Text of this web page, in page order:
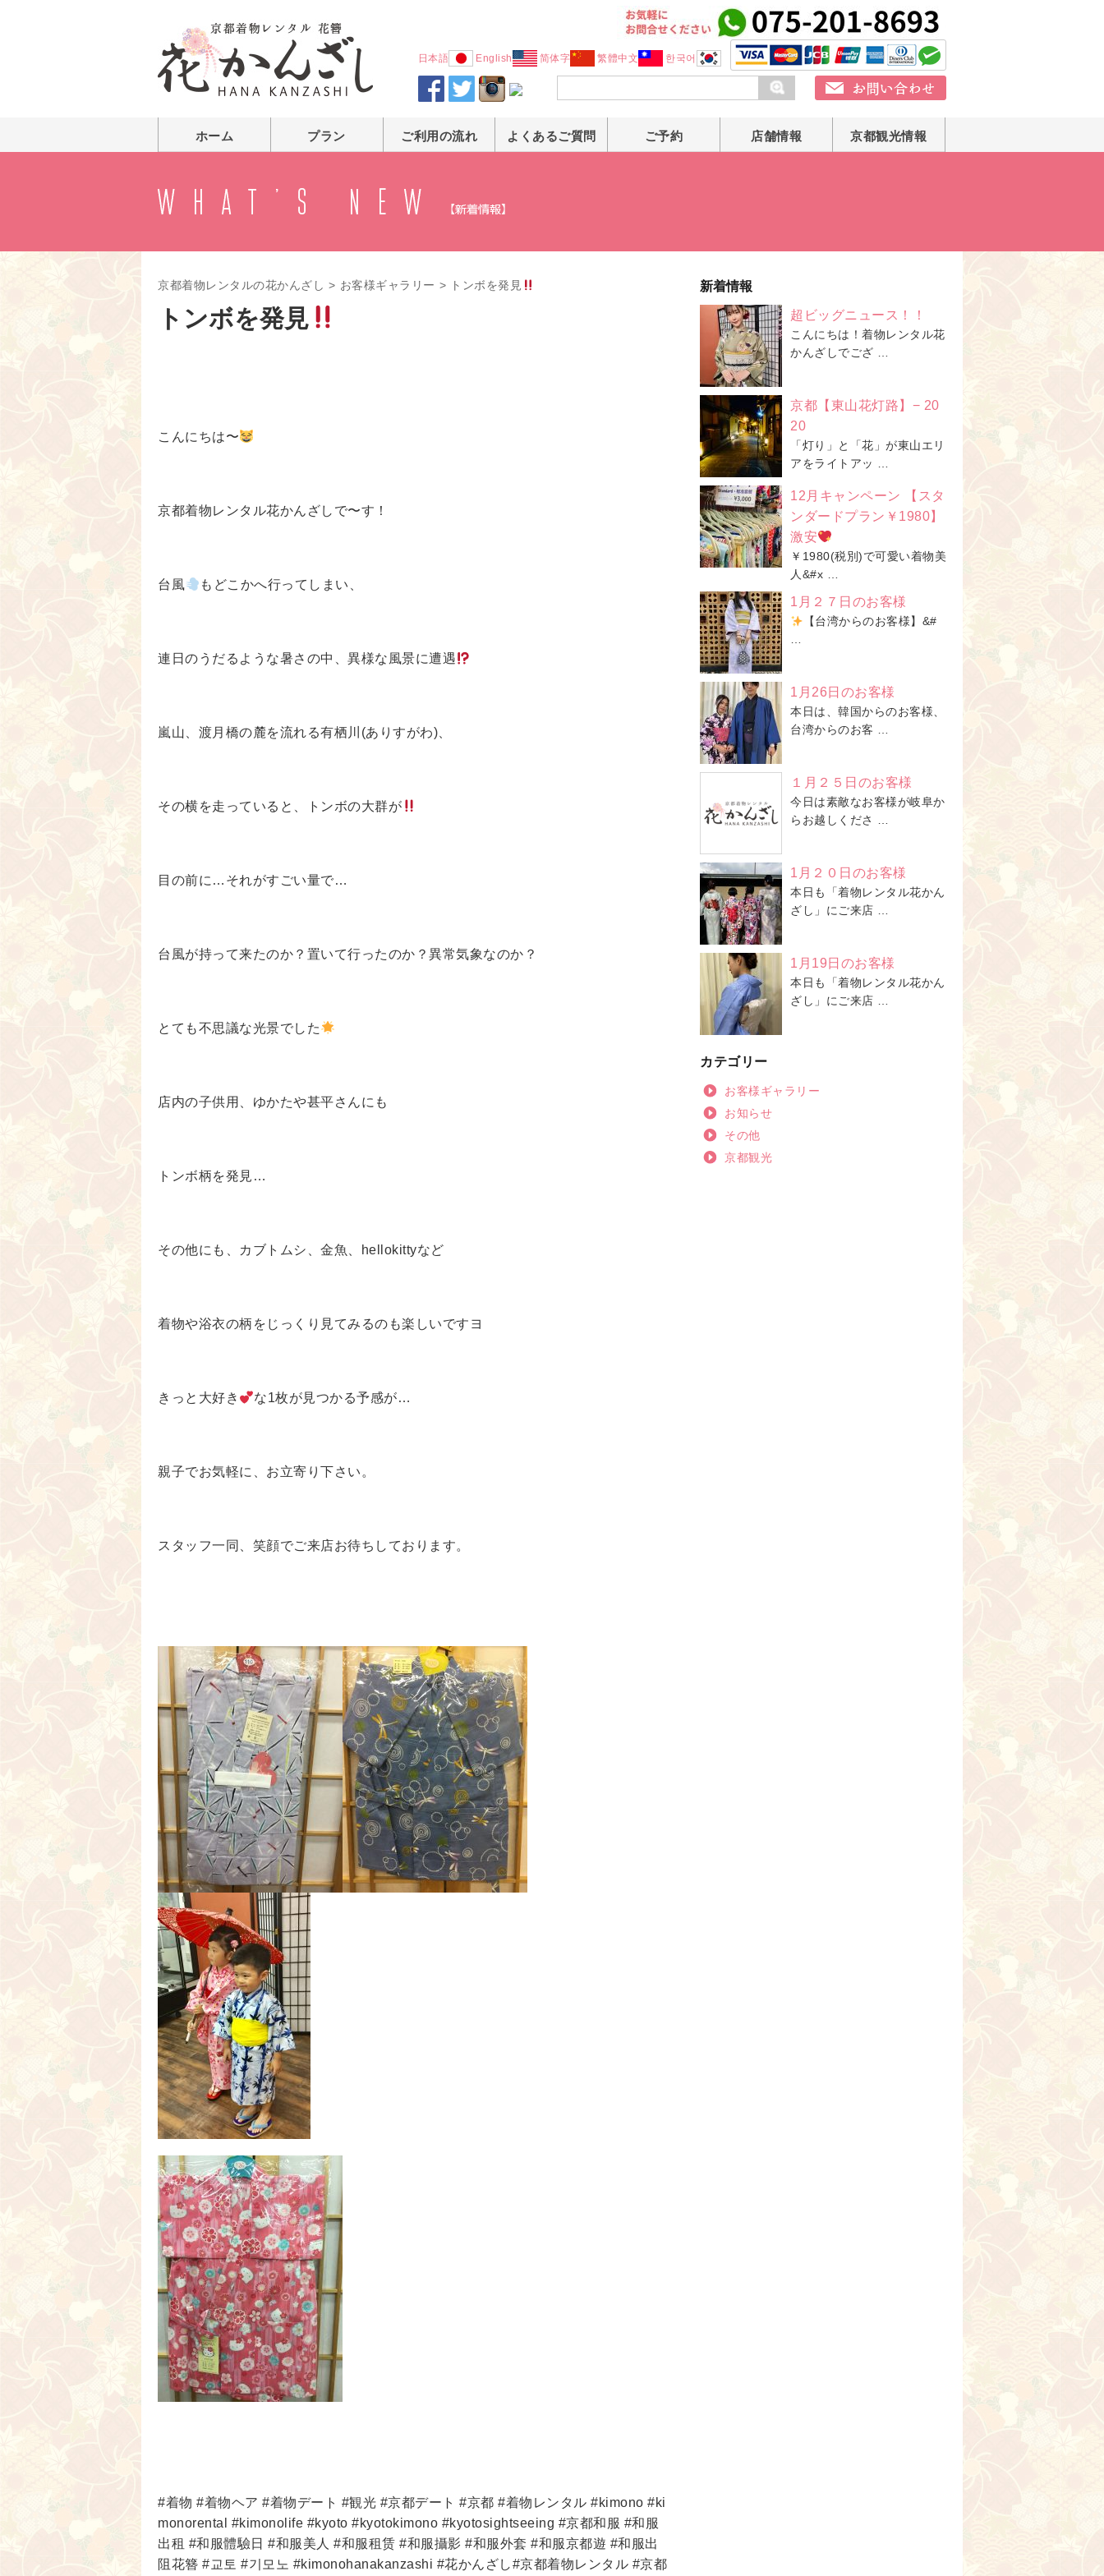
日本語 English 简体字 繁體中文 한국어
ホーム プラン ご利用の流れ よくあるご質問 ご予約 店舗情報 京都観光情報
京都着物レンタルの花かんざし > お客様ギャラリー > トンボを発見
トンボを発見
こんにちは〜
京都着物レンタル花かんざしで〜す！
台風 もどこかへ行ってしまい、
連日のうだるような暑さの中、異様な風景に遭遇
嵐山、渡月橋の麓を流れる有栖川(ありすがわ)、
その横を走っていると、トンボの大群が
目の前に…それがすごい量で…
台風が持って来たのか？置いて行ったのか？異常気象なのか？
とても不思議な光景でした
店内の子供用、ゆかたや甚平さんにも
トンボ柄を発見…
その他にも、カブトムシ、金魚、hellokittyなど
着物や浴衣の柄をじっくり見てみるのも楽しいですヨ
きっと大好き な1枚が見つかる予感が…
親子でお気軽に、お立寄り下さい。
スタッフ一同、笑顔でご来店お待ちしております。
#着物 #着物ヘア #着物デート #観光 #京都デート #京都 #着物レンタル #kimono #ki
monorental #kimonolife #kyoto #kyotokimono #kyotosightseeing #京都和服 #和服
出租 #和服體驗日 #和服美人 #和服租赁 #和服攝影 #和服外套 #和服京都遊 #和服出
阻花簪 #교토 #기모노 #kimonohanakanzashi #花かんざし#京都着物レンタル #京都
新着情報
超ビッグニュース！！
こんにちは！着物レンタル花
かんざしでござ …
京都【東山花灯路】− 20
20
「灯り」と「花」が東山エリ
アをライトアッ …
12月キャンペーン 【スタ
ンダードプラン￥1980】
激安
￥1980(税別)で可愛い着物美
人&#x …
1月２７日のお客様
【台湾からのお客様】&#
…
1月26日のお客様
本日は、韓国からのお客様、
台湾からのお客 …
１月２５日のお客様
今日は素敵なお客様が岐阜か
らお越しくださ …
1月２０日のお客様
本日も「着物レンタル花かん
ざし」にご来店 …
1月19日のお客様
本日も「着物レンタル花かん
ざし」にご来店 …
カテゴリー
お客様ギャラリー
お知らせ
その他
京都観光